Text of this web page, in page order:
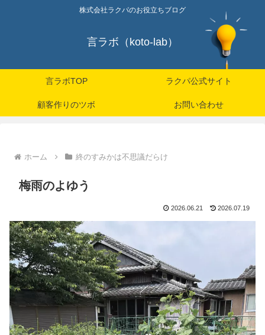
株式会社ラクパのお役立ちブログ
言ラボ（koto-lab）
言ラボTOP ラクパ公式サイト
顧客作りのツボ お問い合わせ
ホーム 終のすみかは不思議だらけ
梅雨のよゆう
2026.06.21 2026.07.19